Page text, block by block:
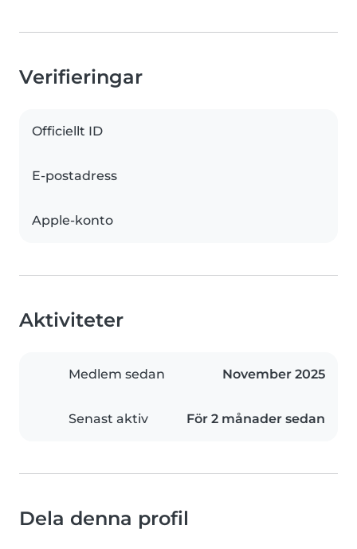
Verifieringar
Officiellt ID
E-postadress
Apple-konto
Aktiviteter
Medlem sedan November 2025
Senast aktiv För 2 månader sedan
Dela denna profil